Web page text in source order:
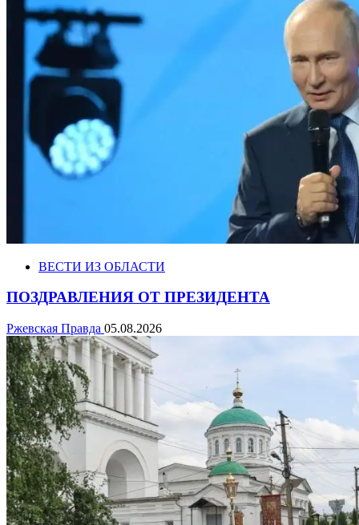
ВЕСТИ ИЗ ОБЛАСТИ
ПОЗДРАВЛЕНИЯ ОТ ПРЕЗИДЕНТА
Ржевская Правда 05.08.2026